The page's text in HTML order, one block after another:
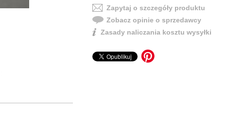
Zapytaj o szczegóły produktu
Zobacz opinie o sprzedawcy
Zasady naliczania kosztu wysyłki